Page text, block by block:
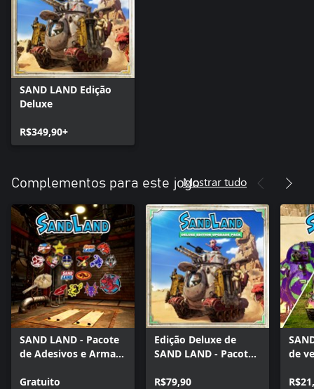
SAND LAND Edição
Deluxe
R$349,90+
Complementos para este jogoMostrar tudo
SAND LAND - Pacote
de Adesivos e Arma
Gratuito
Edição Deluxe de
SAND LAND - Pacote
R$79,90
de